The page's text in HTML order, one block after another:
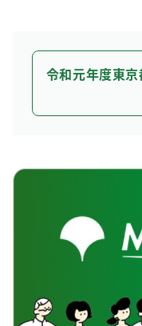
令和元年度東